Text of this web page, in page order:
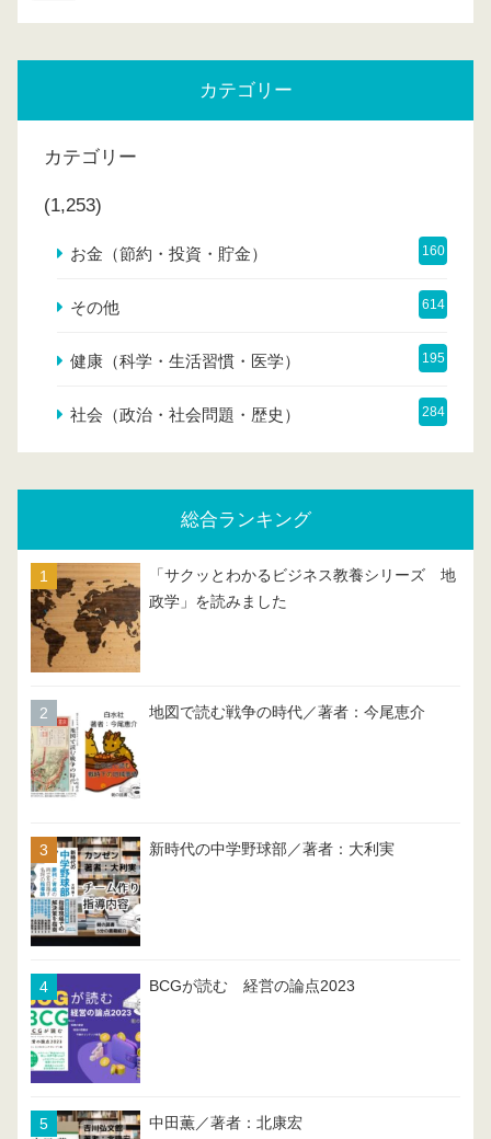
カテゴリー
カテゴリー
(1,253)
お金（節約・投資・貯金） 160
その他 614
健康（科学・生活習慣・医学） 195
社会（政治・社会問題・歴史） 284
総合ランキング
「サクッとわかるビジネス教養シリーズ 地
政学」を読みました
地図で読む戦争の時代／著者：今尾恵介
新時代の中学野球部／著者：大利実
BCGが読む 経営の論点2023
中田薫／著者：北康宏